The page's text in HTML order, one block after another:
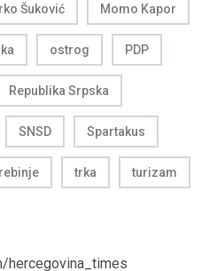
Šuković Momo Kapor
ostrog PDP
Republika Srpska
SNSD Spartakus
trka turizam
hercegovina_times